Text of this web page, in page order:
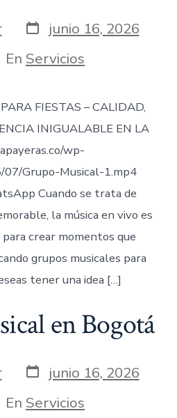
Fecha
de
publicación
junio 16, 2026
En Servicios
FIESTAS – CALIDAD,
INIGUALABLE EN LA
wp-
Grupo-Musical-1.mp4
Cuando se trata de
la música en vivo es
crear momentos que
grupos musicales para
tener una idea […]
en Bogotá
Fecha
de
publicación
junio 16, 2026
En Servicios